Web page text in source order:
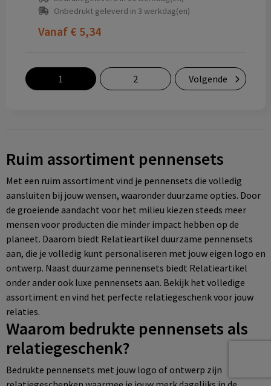
Onbedrukt geleverd in 3 werkdag(en)
Vanaf € 5,34
1 2 Volgende
Ruim assortiment pennensets
Met een ruim assortiment vind je pennensets die volledig
aansluiten bij jouw wensen, waaronder duurzame opties. Door
de groeiende aandacht voor het milieu kiezen steeds meer
mensen voor producten die minder impact hebben op de
planeet. Daarom biedt Relatieartikel duurzame pennensets
aan, die je volledig kunt personaliseren met jouw eigen logo en
ontwerp. Naast duurzame pennensets biedt Relatieartikel
onder ander ook luxe pennensets aan. Bekijk het volledige
assortiment en vind het perfecte relatiegeschenk voor jouw
relaties.
Waarom bedrukte pennensets als
relatiegeschenk?
Bedrukte pennensets met jouw logo of ontwerp zijn